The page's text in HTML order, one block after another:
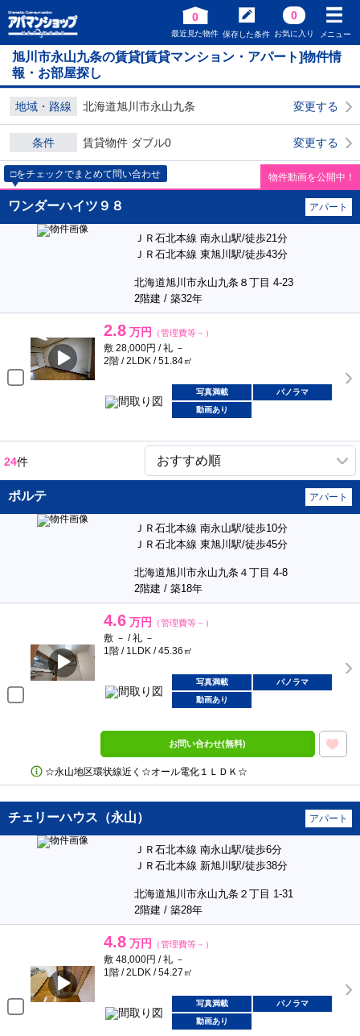
0
最近見た物件 保存した条件
0
お気に入り メニュー
旭川市永山九条の賃貸[賃貸マンション・アパート]物件情
報・お部屋探し
地域・路線 北海道旭川市永山九条 変更する
条件 賃貸物件 ダブル0 変更する
□をチェックでまとめて問い合わせ 物件動画を公開中！
ワンダーハイツ９８ アパート
ＪＲ石北本線 南永山駅/徒歩21分
ＪＲ石北本線 東旭川駅/徒歩43分
北海道旭川市永山九条８丁目 4-23
2階建 / 築32年
2.8 万円 （管理費等－）
敷 28,000円 / 礼 －
2階 / 2LDK / 51.84㎡
写真満載
パノラマ
動画あり
24件
ポルテ アパート
ＪＲ石北本線 南永山駅/徒歩10分
ＪＲ石北本線 東旭川駅/徒歩45分
北海道旭川市永山九条４丁目 4-8
2階建 / 築18年
4.6 万円 （管理費等－）
敷 － / 礼 －
1階 / 1LDK / 45.36㎡
写真満載
パノラマ
動画あり
お問い合わせ(無料)
☆永山地区環状線近く☆オール電化１ＬＤＫ☆
チェリーハウス（永山） アパート
ＪＲ石北本線 南永山駅/徒歩6分
ＪＲ石北本線 新旭川駅/徒歩38分
北海道旭川市永山九条２丁目 1-31
2階建 / 築28年
4.8 万円 （管理費等－）
敷 48,000円 / 礼 －
1階 / 2LDK / 54.27㎡
写真満載
パノラマ
動画あり